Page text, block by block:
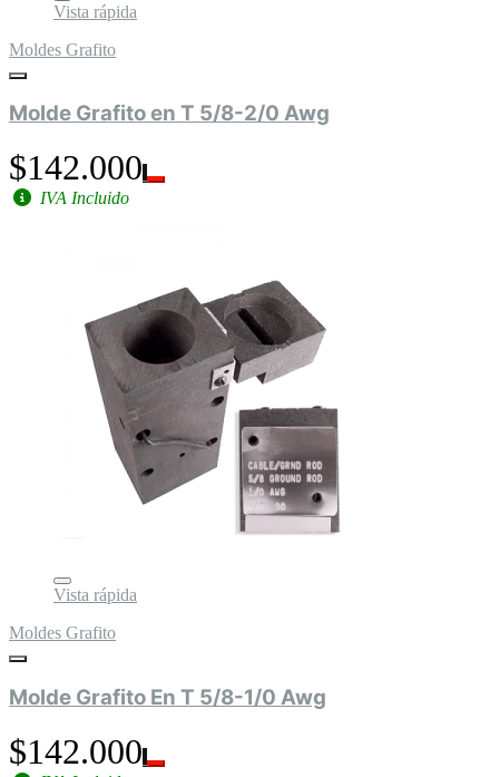
Vista rápida
Moldes Grafito
Molde Grafito en T 5/8-2/0 Awg
$142.000
IVA Incluido
Vista rápida
Moldes Grafito
Molde Grafito En T 5/8-1/0 Awg
$142.000